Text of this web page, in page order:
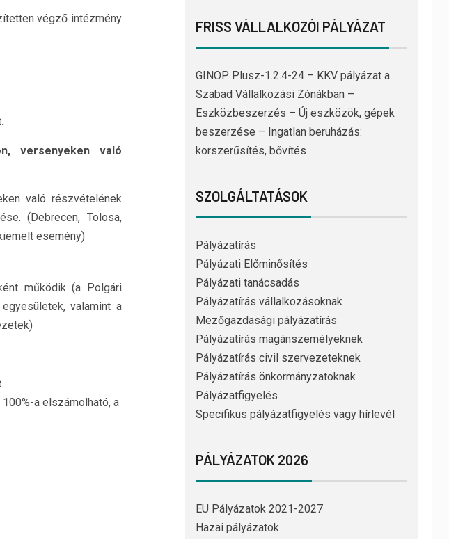
végző intézmény
versenyeken való
való részvételének
(Debrecen, Tolosa,
esemény)
működik (a Polgári
valamint a
a elszámolható, a
FRISS VÁLLALKOZÓI PÁLYÁZAT
GINOP Plusz-1.2.4-24 – KKV pályázat a
Szabad Vállalkozási Zónákban –
Eszközbeszerzés – Új eszközök, gépek
beszerzése – Ingatlan beruházás:
korszerűsítés, bővítés
SZOLGÁLTATÁSOK
Pályázatírás
Pályázati Előminősítés
Pályázati tanácsadás
Pályázatírás vállalkozásoknak
Mezőgazdasági pályázatírás
Pályázatírás magánszemélyeknek
Pályázatírás civil szervezeteknek
Pályázatírás önkormányzatoknak
Pályázatfigyelés
Specifikus pályázatfigyelés vagy hírlevél
PÁLYÁZATOK 2026
EU Pályázatok 2021-2027
Hazai pályázatok